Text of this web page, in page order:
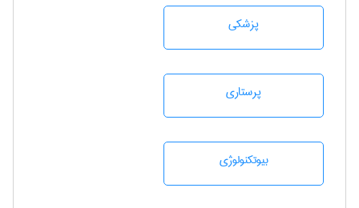
پزشكی
پرستاری
بيوتكنولوژی